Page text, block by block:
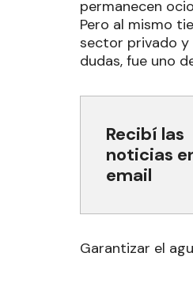
permanecen
Pero al mismo
sector privado y
dudas, fue uno
Recibí las
noticias
email
Garantizar el